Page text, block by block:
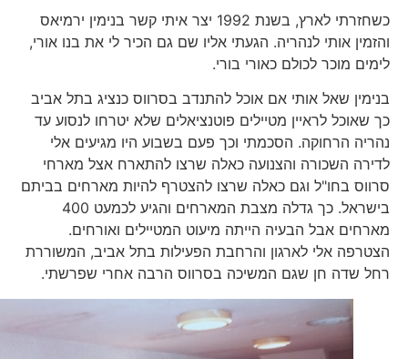
כשחזרתי לארץ, בשנת 1992 יצר איתי קשר בנימין ירמיאס
והזמין אותי לנהריה. הגעתי אליו שם גם הכיר לי את בנו אורי,
לימים מוכר לכולם כאורי בורי.
בנימין שאל אותי אם אוכל להתנדב בסרווס כנציג בתל אביב
כך שאוכל לראיין מטיילים פוטנציאלים שלא יטרחו לנסוע עד
נהריה הרחוקה. הסכמתי וכך פעם בשבוע היו מגיעים אלי
לדירה השכורה והצנועה כאלה שרצו להתארח אצל מארחי
סרווס בחו"ל וגם כאלה שרצו להצטרף להיות מארחים בביתם
בישראל. כך גדלה מצבת המארחים והגיע לכמעט 400
מארחים אבל הבעיה הייתה מיעוט המטיילים ואורחים.
הצטרפה אלי לארגון והרחבת הפעילות בתל אביב, המשוררת
רחל שדה חן שגם המשיכה בסרווס הרבה אחרי שפרשתי.